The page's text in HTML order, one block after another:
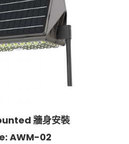
牆身安裝
AWM-02